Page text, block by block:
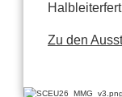
Zu den